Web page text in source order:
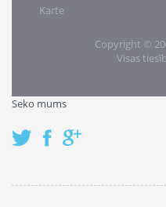
Karte
Copyright ©
Visas
Seko mums